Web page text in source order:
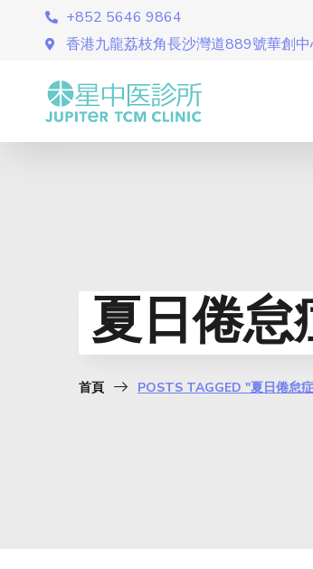
+852 5646 9864
香港九龍荔枝角長沙灣道889號華創
夏日倦怠
首頁 POSTS TAGGED "夏日倦怠